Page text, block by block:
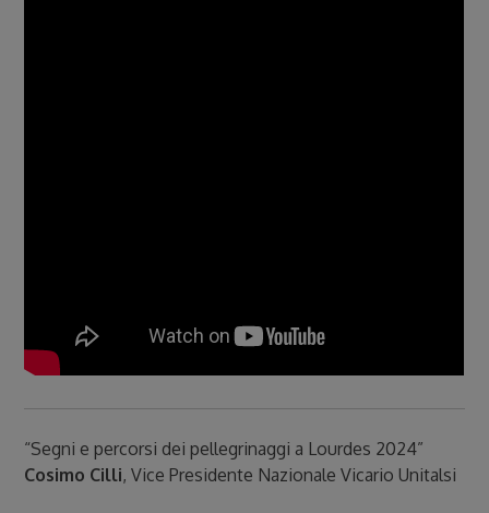
“Segni e percorsi dei pellegrinaggi a Lourdes 2024”
Cosimo Cilli, Vice Presidente Nazionale Vicario Unitalsi